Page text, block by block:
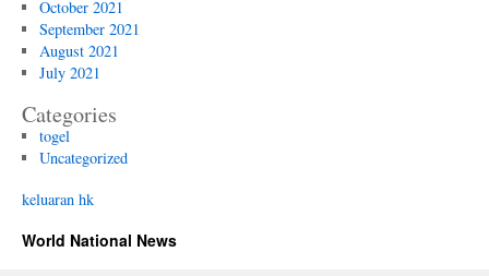
October 2021
September 2021
August 2021
July 2021
Categories
togel
Uncategorized
keluaran hk
World National News